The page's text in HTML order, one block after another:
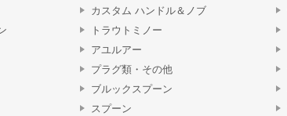
カスタム ハンドル＆ノブ
トラウトミノー
アユルアー
プラグ類・その他
ブルックスプーン
スプーン